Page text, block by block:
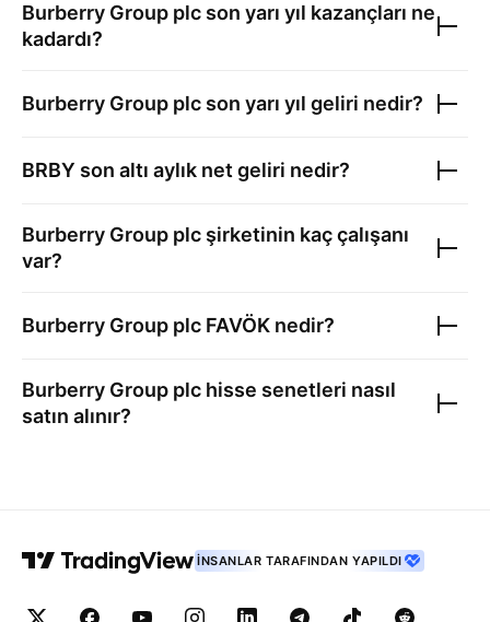
Burberry Group plc son yarı yıl kazançları ne
kadardı?
Burberry Group plc son yarı yıl geliri nedir?
BRBY son altı aylık net geliri nedir?
Burberry Group plc şirketinin kaç çalışanı
var?
Burberry Group plc FAVÖK nedir?
Burberry Group plc hisse senetleri nasıl
satın alınır?
İNSANLAR TARAFINDAN YAPILDI